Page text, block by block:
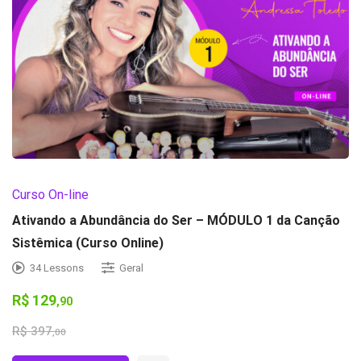
Curso On-line
Ativando a Abundância do Ser – MÓDULO 1 da Canção
Sistêmica (Curso Online)
34 Lessons Geral
R$ 129,90
R$397,00